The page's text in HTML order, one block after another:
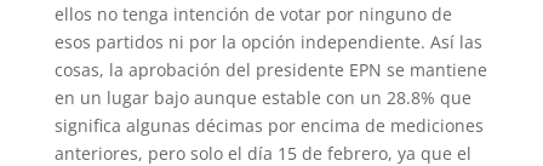
ellos no tenga intención de votar por ninguno de
esos partidos ni por la opción independiente. Así las
cosas, la aprobación del presidente EPN se mantiene
en un lugar bajo aunque estable con un 28.8% que
significa algunas décimas por encima de mediciones
anteriores, pero solo el día 15 de febrero, ya que el